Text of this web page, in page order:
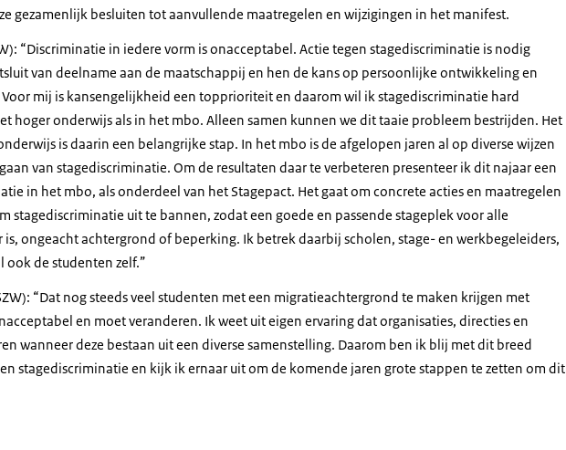
gezamenlijk besluiten tot aanvullende maatregelen en wijzigingen in het manifest.
“Discriminatie in iedere vorm is onacceptabel. Actie tegen stagediscriminatie is nodig
van deelname aan de maatschappij en hen de kans op persoonlijke ontwikkeling en
mij is kansengelijkheid een topprioriteit en daarom wil ik stagediscriminatie hard
hoger onderwijs als in het mbo. Alleen samen kunnen we dit taaie probleem bestrijden. Het
is daarin een belangrijke stap. In het mbo is de afgelopen jaren al op diverse wijzen
van stagediscriminatie. Om de resultaten daar te verbeteren presenteer ik dit najaar een
in het mbo, als onderdeel van het Stagepact. Het gaat om concrete acties en maatregelen
stagediscriminatie uit te bannen, zodat een goede en passende stageplek voor alle
ongeacht achtergrond of beperking. Ik betrek daarbij scholen, stage- en werkbegeleiders,
de studenten zelf.”
“Dat nog steeds veel studenten met een migratieachtergrond te maken krijgen met
en moet veranderen. Ik weet uit eigen ervaring dat organisaties, directies en
wanneer deze bestaan uit een diverse samenstelling. Daarom ben ik blij met dit breed
stagediscriminatie en kijk ik ernaar uit om de komende jaren grote stappen te zetten om dit